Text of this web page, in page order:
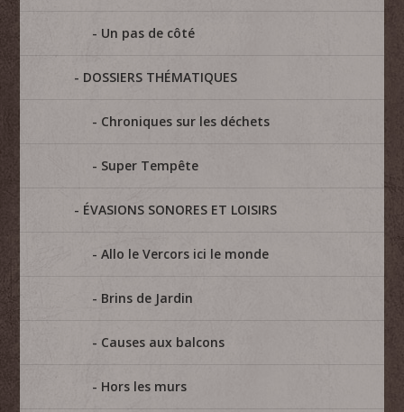
Un pas de côté
DOSSIERS THÉMATIQUES
Chroniques sur les déchets
Super Tempête
ÉVASIONS SONORES ET LOISIRS
Allo le Vercors ici le monde
Brins de Jardin
Causes aux balcons
Hors les murs